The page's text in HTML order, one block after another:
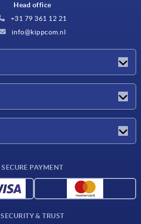
Head office
+31 79 361 12 21
info@kippcom.nl
SECURE PAYMENT
SECURITY & TRUST